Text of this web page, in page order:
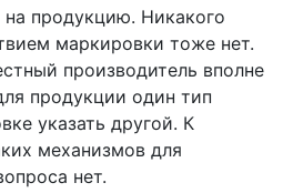
продукцию. Никакого
маркировки тоже нет.
производитель вполне
продукции один тип
указать другой. К
механизмов для
нет.